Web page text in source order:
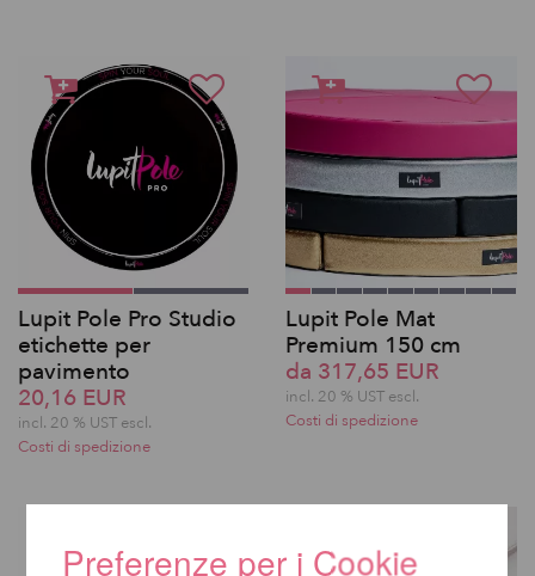
Lupit Pole Pro Studio
etichette per
pavimento
20,16 EUR
incl. 20 % UST escl.
Costi di spedizione
Lupit Pole Mat
Premium 150 cm
da 317,65 EUR
incl. 20 % UST escl.
Costi di spedizione
Preferenze per i Cookie